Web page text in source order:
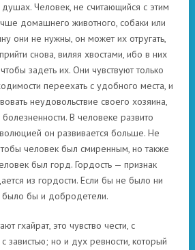
Человек, не считающийся с этим
домашнего животного, собаки или
они не нужны, он может их отругать,
снова, виляя хвостами, ибо в них
задеть их. Они чувствуют только
переехать с удобного места, и
неудовольствие своего хозяина,
В человеке развито
он развивается больше. Не
человек был смиренным, но также
был горд. Гордость — признак
из гордости. Если бы не было ни
было бы и добродетели.
гхайрат, это чувство чести, с
завистью; но и дух ревности, который